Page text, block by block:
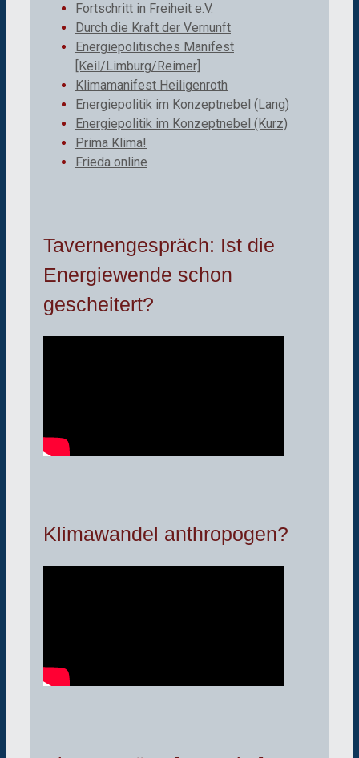
Fortschritt in Freiheit e.V.
Durch die Kraft der Vernunft
Energiepolitisches Manifest
[Keil/Limburg/Reimer]
Klimamanifest Heiligenroth
Energiepolitik im Konzeptnebel (Lang)
Energiepolitik im Konzeptnebel (Kurz)
Prima Klima!
Frieda online
Tavernengespräch: Ist die
Energiewende schon
gescheitert?
Klimawandel anthropogen?